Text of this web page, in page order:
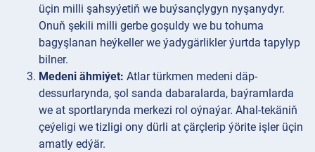
üçin milli şahsyýetiň we buýsançlygyn nyşanydyr.
Onuň şekili milli gerbe goşuldy we bu tohuma
bagyşlanan heýkeller we ýadygärlikler ýurtda tapylyp
bilner.
Medeni ähmiýet: Atlar türkmen medeni däp-
dessurlarynda, şol sanda dabaralarda, baýramlarda
we at sportlarynda merkezi rol oýnaýar. Ahal-tekäniň
çeýeligi we tizligi ony dürli at çärçlerip ýörite işler üçin
amatly edýär.